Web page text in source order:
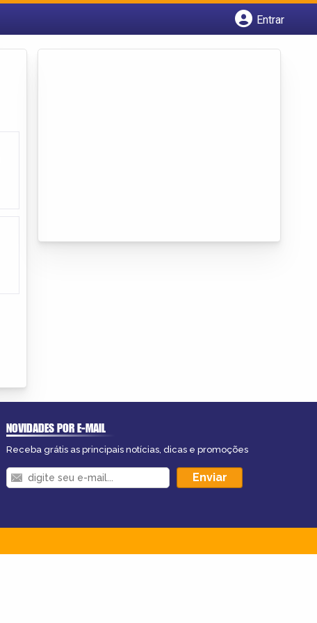
Entrar
NOVIDADES POR E-MAIL
Receba grátis as principais notícias, dicas e promoções